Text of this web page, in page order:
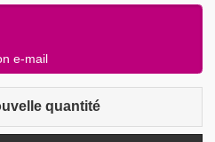
quantité